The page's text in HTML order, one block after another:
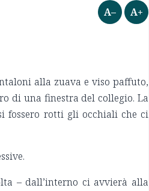
A– A+
alla zuava e viso paffuto,
di una finestra del collegio. La
fossero rotti gli occhiali che ci
– dall’interno ci avvierà alla